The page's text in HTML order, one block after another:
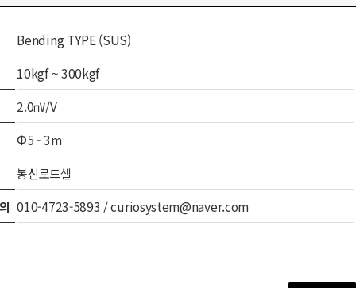
Bending TYPE (SUS)
10kgf ~ 300kgf
2.0㎷/V
Φ5 - 3m
봉신로드셀
010-4723-5893 / curiosystem@naver.com